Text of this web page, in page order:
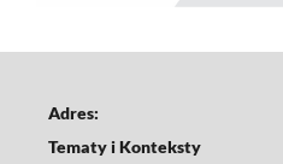
Adres:
Tematy i